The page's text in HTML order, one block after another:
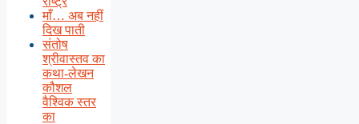
माँ… अब नहीं
दिख पाती
संतोष
श्रीवास्तव का
कथा-लेखन
कौशल
वैश्विक स्तर
का